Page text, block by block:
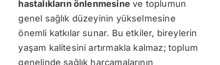
hastalıkların önlenmesine ve toplumun
genel sağlık düzeyinin yükselmesine
önemli katkılar sunar. Bu etkiler, bireylerin
yaşam kalitesini artırmakla kalmaz; toplum
genelinde sağlık harcamalarının